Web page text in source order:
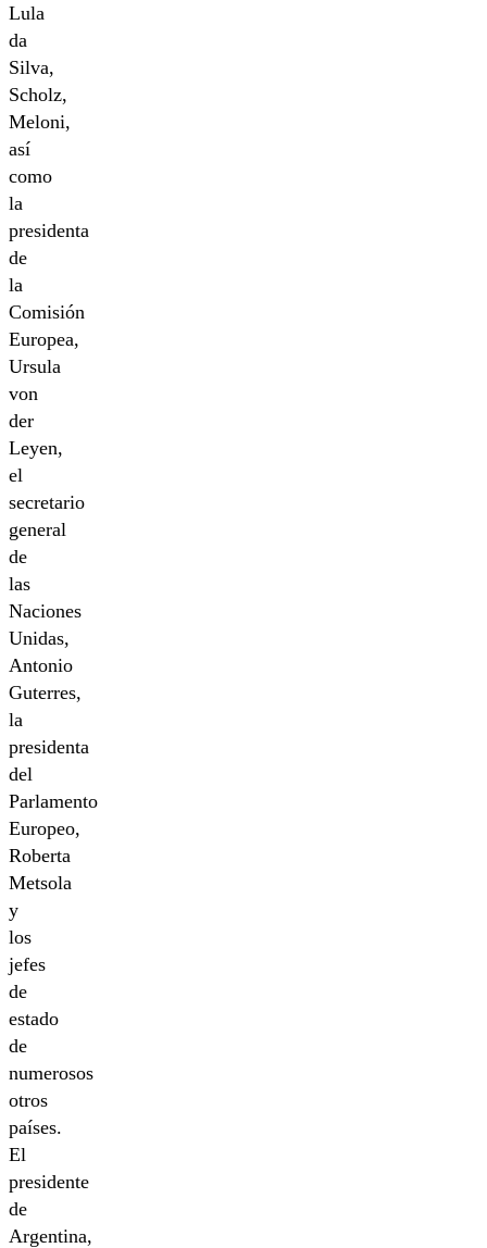
Lula
da
Silva,
Scholz,
Meloni,
así
como
la
presidenta
de
la
Comisión
Europea,
Ursula
von
der
Leyen,
el
secretario
general
de
las
Naciones
Unidas,
Antonio
Guterres,
la
presidenta
del
Parlamento
Europeo,
Roberta
Metsola
y
los
jefes
de
estado
de
numerosos
otros
países.
El
presidente
de
Argentina,